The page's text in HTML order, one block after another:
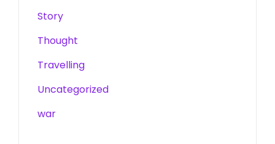
Story
Thought
Travelling
Uncategorized
war